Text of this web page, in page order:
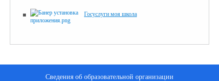
Госуслуги моя школа
Сведения об образовательной организации